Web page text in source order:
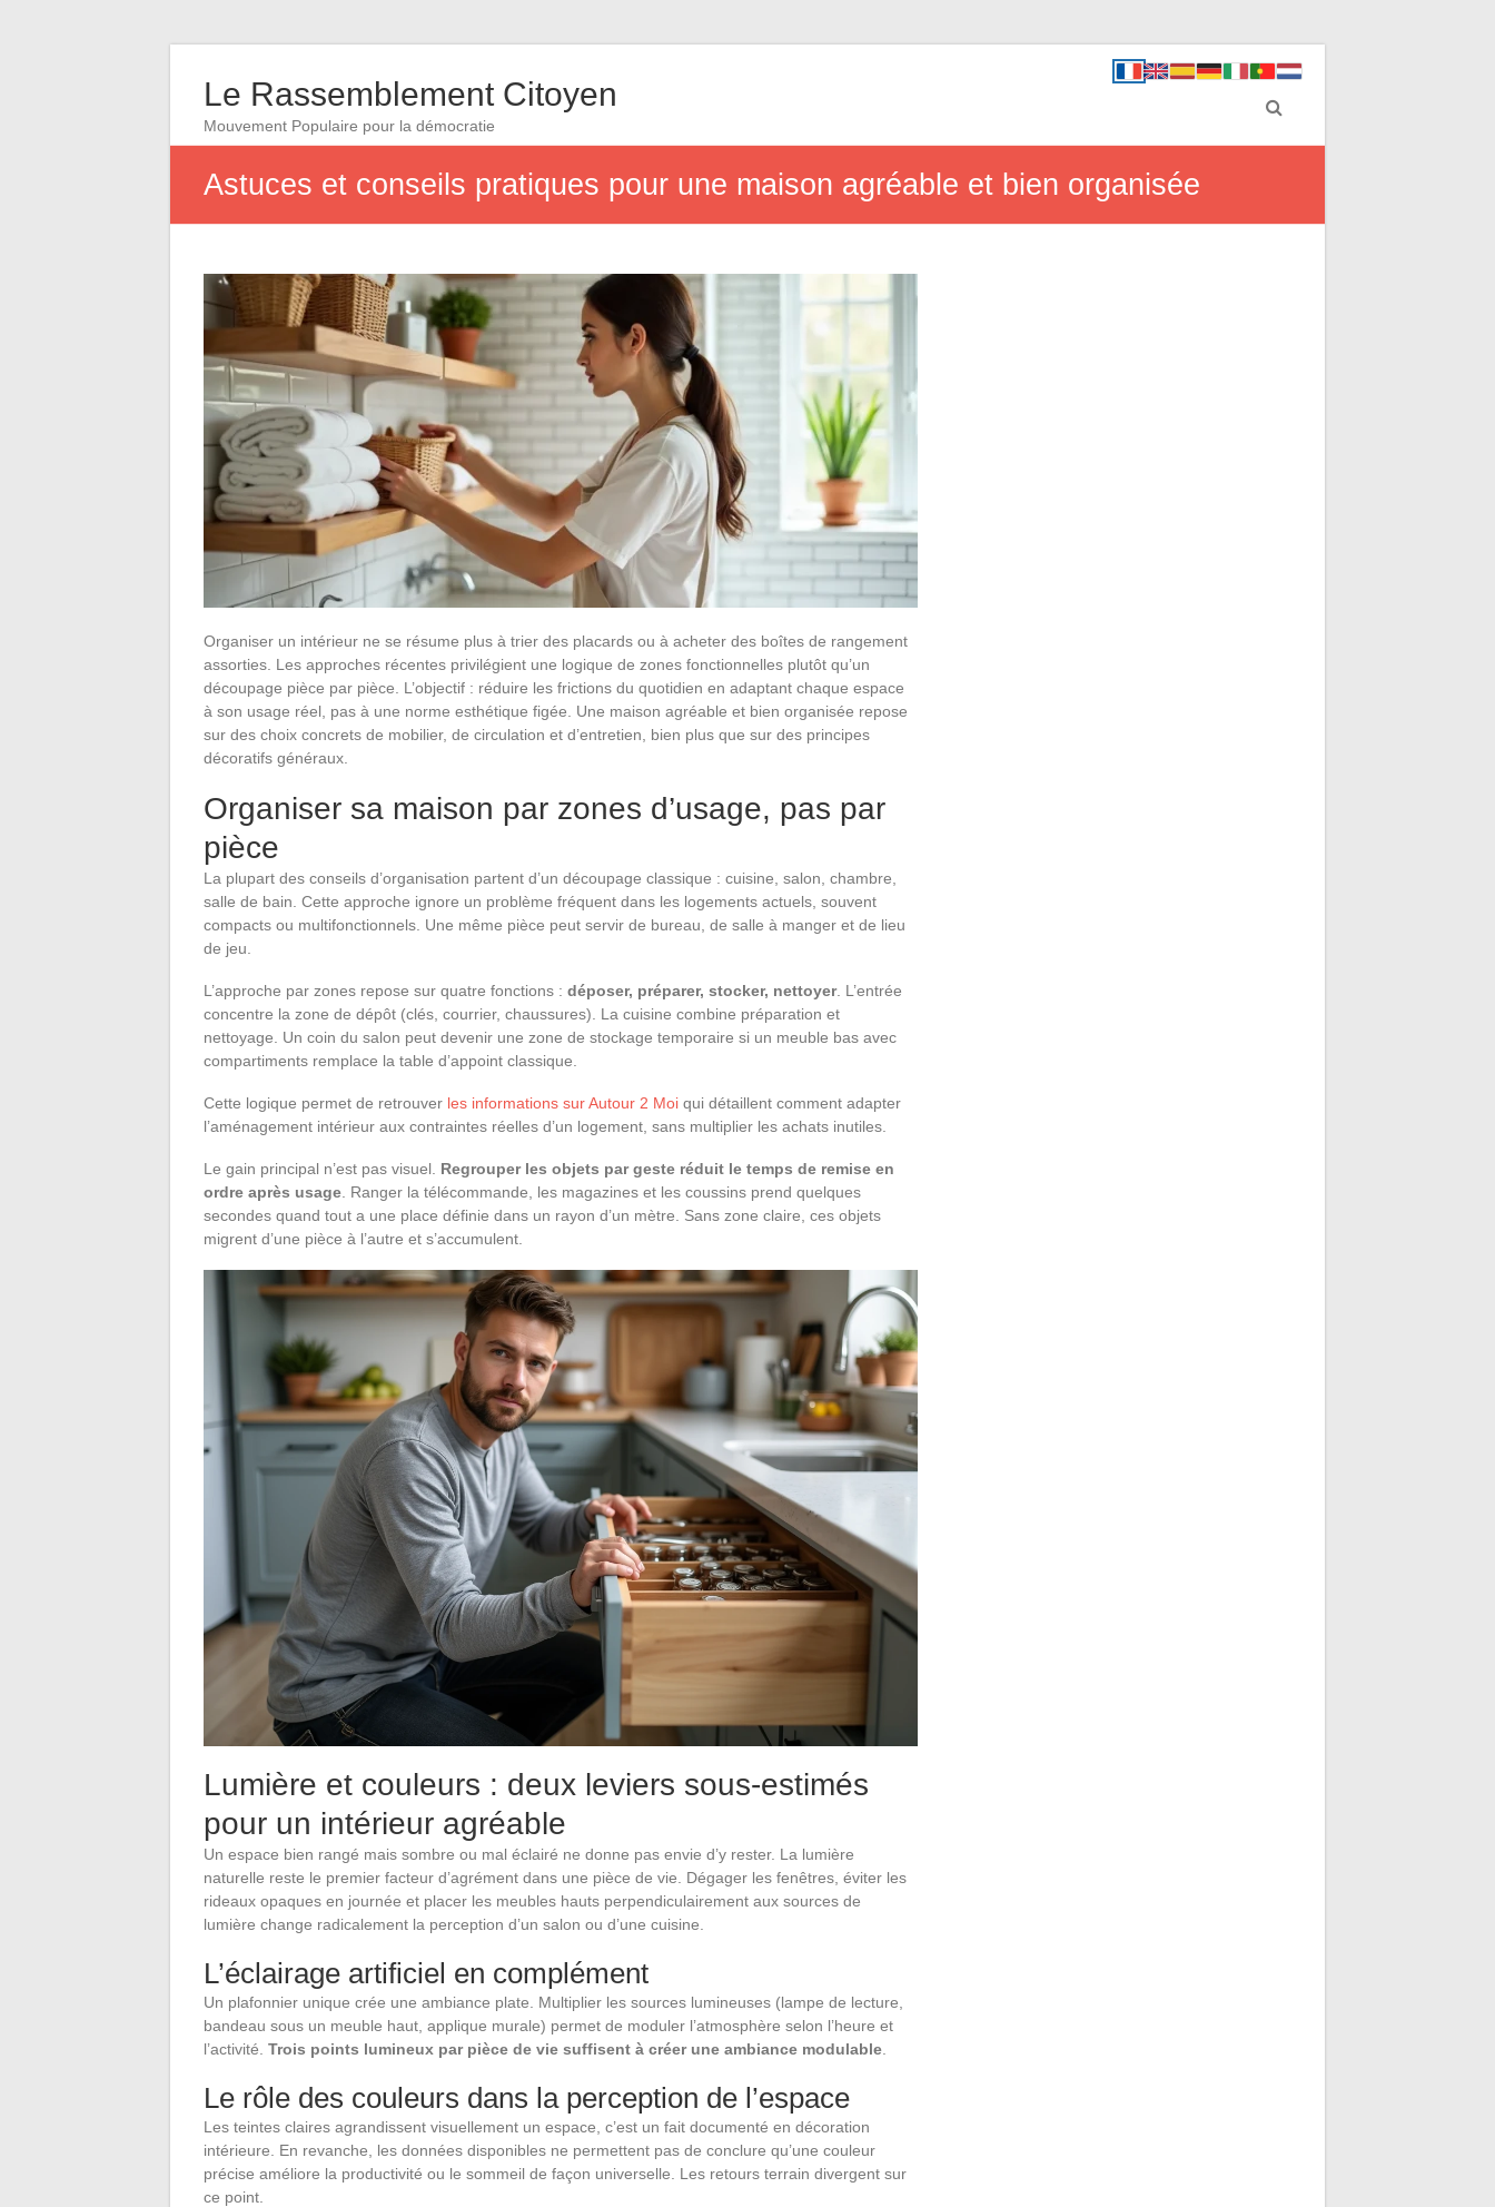
Le Rassemblement Citoyen
Mouvement Populaire pour la démocratie
Astuces et conseils pratiques pour une maison agréable et bien organisée
Organiser un intérieur ne se résume plus à trier des placards ou à acheter des boîtes de rangement
assorties. Les approches récentes privilégient une logique de zones fonctionnelles plutôt qu’un
découpage pièce par pièce. L’objectif : réduire les frictions du quotidien en adaptant chaque espace
à son usage réel, pas à une norme esthétique figée. Une maison agréable et bien organisée repose
sur des choix concrets de mobilier, de circulation et d’entretien, bien plus que sur des principes
décoratifs généraux.
Organiser sa maison par zones d’usage, pas par
pièce
La plupart des conseils d’organisation partent d’un découpage classique : cuisine, salon, chambre,
salle de bain. Cette approche ignore un problème fréquent dans les logements actuels, souvent
compacts ou multifonctionnels. Une même pièce peut servir de bureau, de salle à manger et de lieu
de jeu.
L’approche par zones repose sur quatre fonctions : déposer, préparer, stocker, nettoyer. L’entrée
concentre la zone de dépôt (clés, courrier, chaussures). La cuisine combine préparation et
nettoyage. Un coin du salon peut devenir une zone de stockage temporaire si un meuble bas avec
compartiments remplace la table d’appoint classique.
Cette logique permet de retrouver les informations sur Autour 2 Moi qui détaillent comment adapter
l’aménagement intérieur aux contraintes réelles d’un logement, sans multiplier les achats inutiles.
Le gain principal n’est pas visuel. Regrouper les objets par geste réduit le temps de remise en
ordre après usage . Ranger la télécommande, les magazines et les coussins prend quelques
secondes quand tout a une place définie dans un rayon d’un mètre. Sans zone claire, ces objets
migrent d’une pièce à l’autre et s’accumulent.
Lumière et couleurs : deux leviers sous-estimés
pour un intérieur agréable
Un espace bien rangé mais sombre ou mal éclairé ne donne pas envie d’y rester. La lumière
naturelle reste le premier facteur d’agrément dans une pièce de vie. Dégager les fenêtres, éviter les
rideaux opaques en journée et placer les meubles hauts perpendiculairement aux sources de
lumière change radicalement la perception d’un salon ou d’une cuisine.
L’éclairage artificiel en complément
Un plafonnier unique crée une ambiance plate. Multiplier les sources lumineuses (lampe de lecture,
bandeau sous un meuble haut, applique murale) permet de moduler l’atmosphère selon l’heure et
l’activité. Trois points lumineux par pièce de vie suffisent à créer une ambiance modulable
Le rôle des couleurs dans la perception de l’espace
Les teintes claires agrandissent visuellement un espace, c’est un fait documenté en décoration
intérieure. En revanche, les données disponibles ne permettent pas de conclure qu’une couleur
précise améliore la productivité ou le sommeil de façon universelle. Les retours terrain divergent sur
ce point.